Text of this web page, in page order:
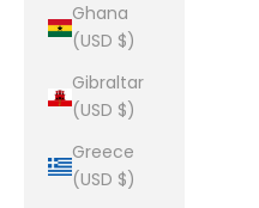
Ghana
(USD $)
Gibraltar
(USD $)
Greece
(USD $)